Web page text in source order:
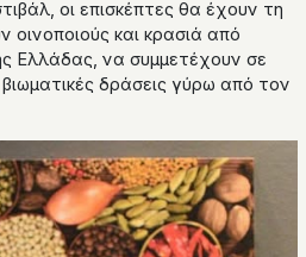
οι επισκέπτες θα έχουν τη
και κρασιά από
Ελλάδας, να συμμετέχουν σε
δράσεις γύρω από τον